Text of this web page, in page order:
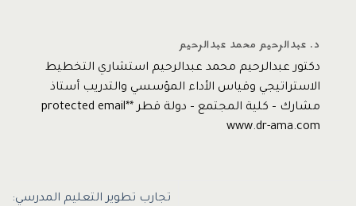
د. عبدالرحيم محمد عبدالرحيم
دكتور عبدالرحيم محمد عبدالرحيم استشاري التخطيط
الاستراتيجي وقياس الأداء المؤسسي والتدريب أستاذ
مشارك – كلية المجتمع – دولة قطر *protected email*
www.dr-ama.com
تجارب تطوير التعليم المدرسي: